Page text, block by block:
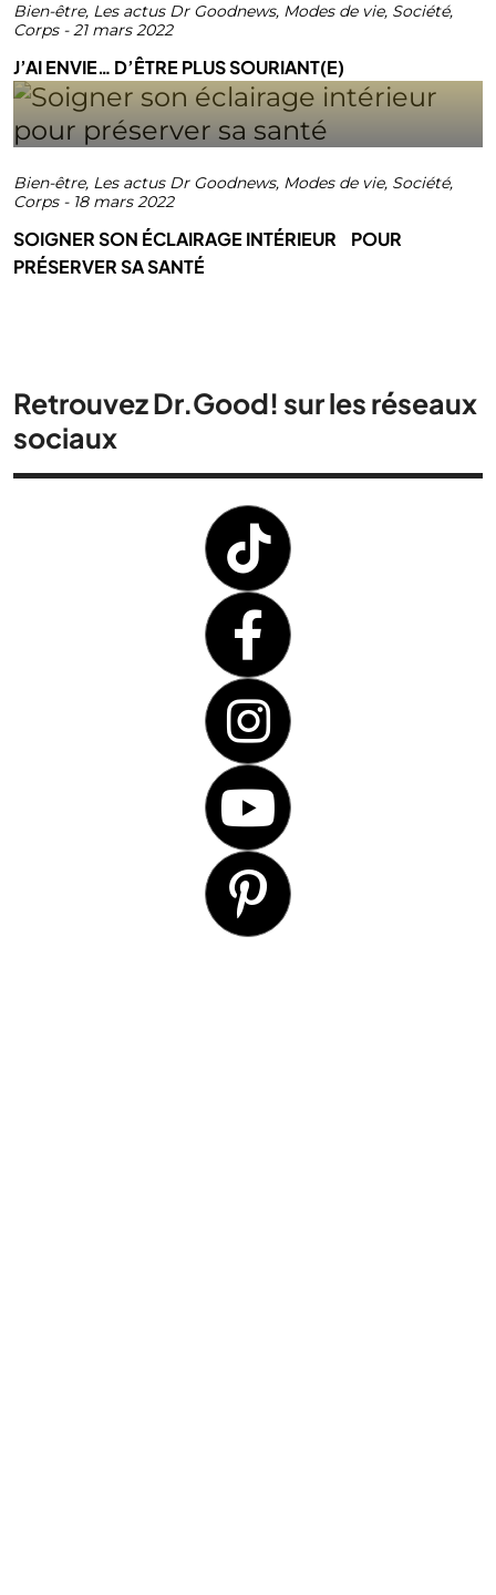
Bien-être, Les actus Dr Goodnews, Modes de vie, Société,
Corps-21 mars 2022
J’AI ENVIE… D’ÊTRE PLUS SOURIANT(E)
Bien-être, Les actus Dr Goodnews, Modes de vie, Société,
Corps- 18 mars 2022
SOIGNER SON ÉCLAIRAGE INTÉRIEUR POUR
PRÉSERVER SA SANTÉ
Retrouvez Dr.Good! sur les réseaux
sociaux